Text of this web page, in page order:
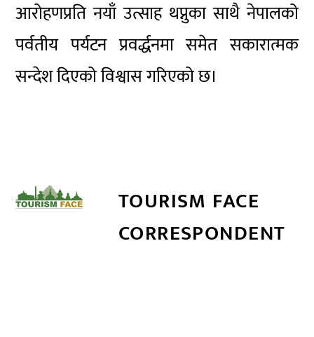
आरोहणप्रति नयाँ उत्साह थप्नुका साथै नेपालको
पर्वतीय पर्यटन प्रवर्द्धनमा समेत सकारात्मक
सन्देश दिएको विश्वास गरिएको छ।
TOURISM FACE
CORRESPONDENT